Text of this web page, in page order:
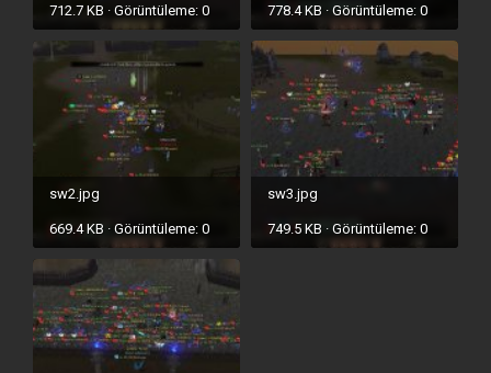
712.7 KB · Görüntüleme: 0 778.4 KB · Görüntüleme: 0
sw2.jpg
669.4 KB · Görüntüleme: 0
sw3.jpg
749.5 KB · Görüntüleme: 0